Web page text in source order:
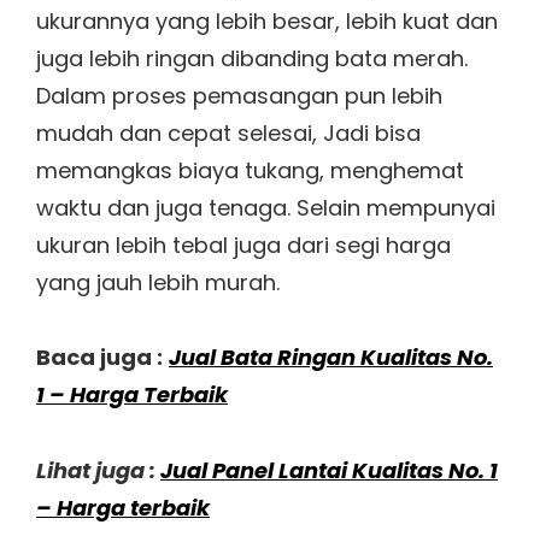
ukurannya yang lebih besar, lebih kuat dan
juga lebih ringan dibanding bata merah.
Dalam proses pemasangan pun lebih
mudah dan cepat selesai, Jadi bisa
memangkas biaya tukang, menghemat
waktu dan juga tenaga. Selain mempunyai
ukuran lebih tebal juga dari segi harga
yang jauh lebih murah.
Baca juga : Jual Bata Ringan Kualitas No.
1 – Harga Terbaik
Lihat juga : Jual Panel Lantai Kualitas No. 1
– Harga terbaik